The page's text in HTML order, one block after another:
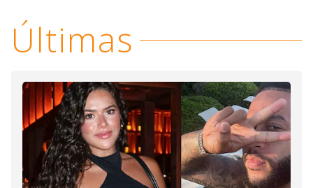
Últimas